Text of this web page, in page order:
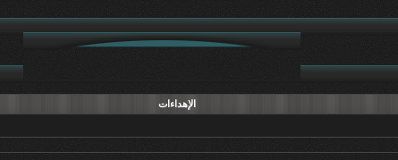
الإهداءات